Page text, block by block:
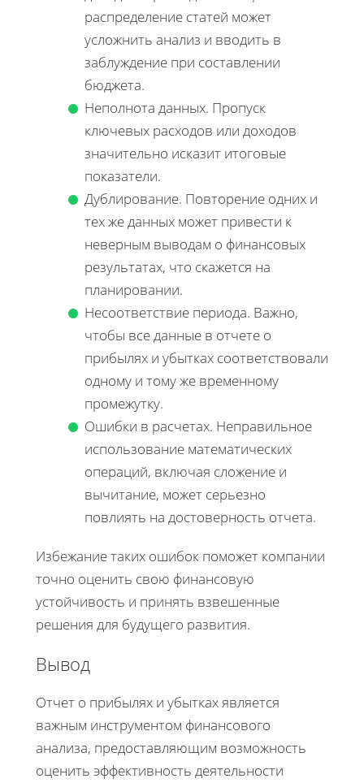
распределение статей может
усложнить анализ и вводить в
заблуждение при составлении
бюджета.
Неполнота данных. Пропуск
ключевых расходов или доходов
значительно исказит итоговые
показатели.
Дублирование. Повторение одних и
тех же данных может привести к
неверным выводам о финансовых
результатах, что скажется на
планировании.
Несоответствие периода. Важно,
чтобы все данные в отчете о
прибылях и убытках соответствовали
одному и тому же временному
промежутку.
Ошибки в расчетах. Неправильное
использование математических
операций, включая сложение и
вычитание, может серьезно
повлиять на достоверность отчета.
Избежание таких ошибок поможет компании
точно оценить свою финансовую
устойчивость и принять взвешенные
решения для будущего развития.
Вывод
Отчет о прибылях и убытках является
важным инструментом финансового
анализа, предоставляющим возможность
оценить эффективность деятельности